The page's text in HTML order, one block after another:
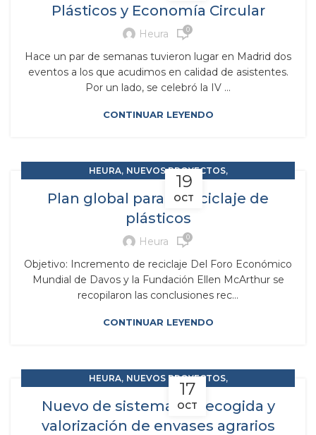
Plásticos y Economía Circular
Heura 0
Hace un par de semanas tuvieron lugar en Madrid dos
eventos a los que acudimos en calidad de asistentes.
Por un lado, se celebró la IV ...
CONTINUAR LEYENDO
19
OCT
HEURA, NUEVOS PROYECTOS,
RESIDUOS Y SUBPRODUCTOS
Plan global para el reciclaje de
plásticos
Heura 0
Objetivo: Incremento de reciclaje Del Foro Económico
Mundial de Davos y la Fundación Ellen McArthur se
recopilaron las conclusiones rec...
CONTINUAR LEYENDO
17
OCT
HEURA, NUEVOS PROYECTOS,
RESIDUOS Y SUBPRODUCTOS
Nuevo de sistema de recogida y
valorización de envases agrarios